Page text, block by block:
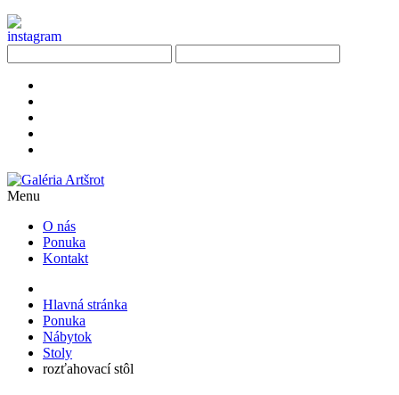
Menu
O nás
Ponuka
Kontakt
Hlavná stránka
Ponuka
Nábytok
Stoly
rozťahovací stôl